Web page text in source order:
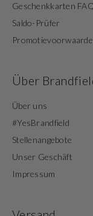
Geschenkkarten
Saldo-Prüfer
Über
Über uns
#YesBrandfield
Stellenangebote
Unser Geschäft
Impressum